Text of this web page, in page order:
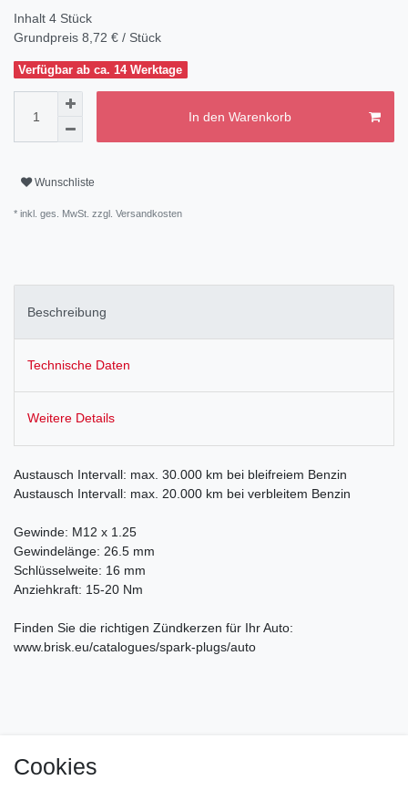
Inhalt 4 Stück
Grundpreis 8,72 € / Stück
Verfügbar ab ca. 14 Werktage
In den Warenkorb
Wunschliste
* inkl. ges. MwSt. zzgl. Versandkosten
Beschreibung
Technische Daten
Weitere Details
Austausch Intervall: max. 30.000 km bei bleifreiem Benzin
Austausch Intervall: max. 20.000 km bei verbleitem Benzin
Gewinde: M12 x 1.25
Gewindelänge: 26.5 mm
Schlüsselweite: 16 mm
Anziehkraft: 15-20 Nm
Finden Sie die richtigen Zündkerzen für Ihr Auto:
www.brisk.eu/catalogues/spark-plugs/auto
Impressum
Cookies